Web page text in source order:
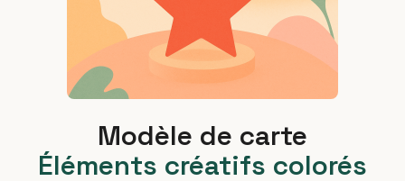
Modèle de carte
Éléments créatifs colorés